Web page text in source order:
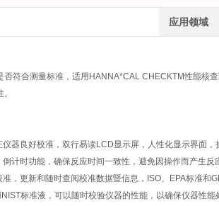
应用领域
否符合测量标准，适用HANNA*CAL CHECKTM性能核
器良好校准，双行易读LCD显示屏，人性化显示界面，
计时功能，确保反应时间一致性，避免因操作而产生反
，更新和随时查阅校准数据暨信息，ISO、EPA标准和
标准液，可以随时校验仪器的性能，以确保仪器性能